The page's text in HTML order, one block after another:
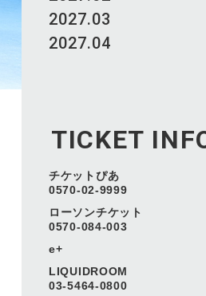
2027.03
2027.04
TICKET
チケットぴあ
0570-02-9999
ローソンチケット
0570-084-003
e+
LIQUIDROOM
03-5464-0800